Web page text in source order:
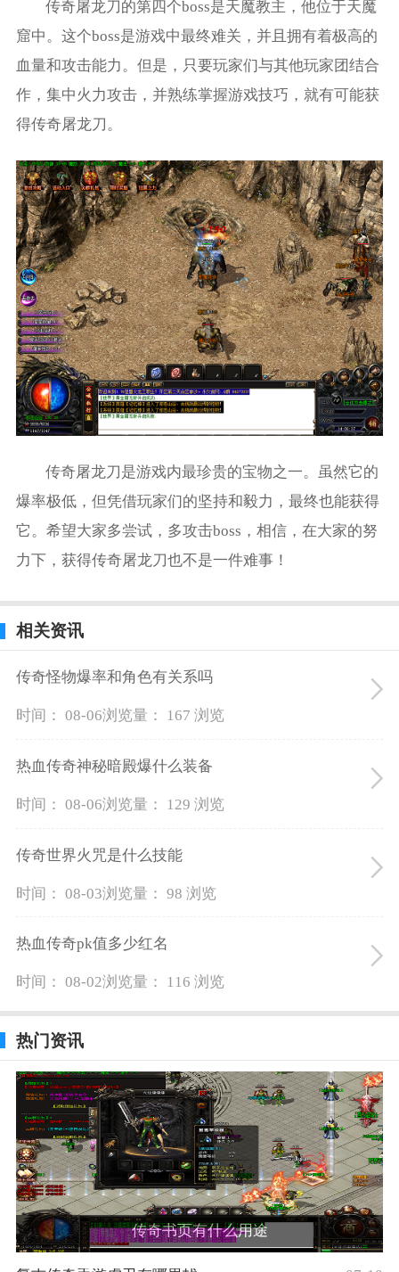
传奇屠龙刀的第四个boss是天魔教主，他位于天魔
窟中。这个boss是游戏中最终难关，并且拥有着极高的
血量和攻击能力。但是，只要玩家们与其他玩家团结合
作，集中火力攻击，并熟练掌握游戏技巧，就有可能获
得传奇屠龙刀。
传奇屠龙刀是游戏内最珍贵的宝物之一。虽然它的
爆率极低，但凭借玩家们的坚持和毅力，最终也能获得
它。希望大家多尝试，多攻击boss，相信，在大家的努
力下，获得传奇屠龙刀也不是一件难事！
相关资讯
传奇怪物爆率和角色有关系吗
时间： 08-06浏览量： 167 浏览
热血传奇神秘暗殿爆什么装备
时间： 08-06浏览量： 129 浏览
传奇世界火咒是什么技能
时间： 08-03浏览量： 98 浏览
热血传奇pk值多少红名
时间： 08-02浏览量： 116 浏览
热门资讯
传奇书页有什么用途